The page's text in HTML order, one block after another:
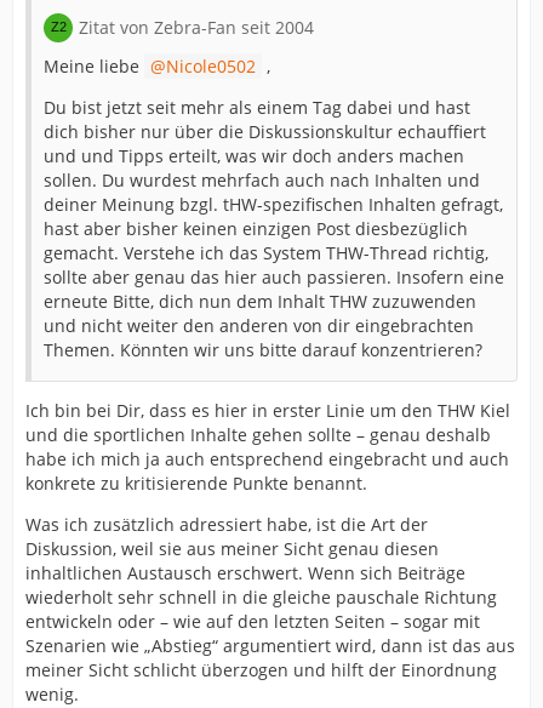
Zitat von Zebra-Fan seit 2004
Meine liebe
Nicole0502 ,
Du bist jetzt seit mehr als einem Tag dabei und hast
dich bisher nur über die Diskussionskultur echauffiert
und und Tipps erteilt, was wir doch anders machen
sollen. Du wurdest mehrfach auch nach Inhalten und
deiner Meinung bzgl. tHW-spezifischen Inhalten gefragt,
hast aber bisher keinen einzigen Post diesbezüglich
gemacht. Verstehe ich das System THW-Thread richtig,
sollte aber genau das hier auch passieren. Insofern eine
erneute Bitte, dich nun dem Inhalt THW zuzuwenden
und nicht weiter den anderen von dir eingebrachten
Themen. Könnten wir uns bitte darauf konzentrieren?
Ich bin bei Dir, dass es hier in erster Linie um den THW Kiel
und die sportlichen Inhalte gehen sollte – genau deshalb
habe ich mich ja auch entsprechend eingebracht und auch
konkrete zu kritisierende Punkte benannt.
Was ich zusätzlich adressiert habe, ist die Art der
Diskussion, weil sie aus meiner Sicht genau diesen
inhaltlichen Austausch erschwert. Wenn sich Beiträge
wiederholt sehr schnell in die gleiche pauschale Richtung
entwickeln oder – wie auf den letzten Seiten – sogar mit
Szenarien wie „Abstieg“ argumentiert wird, dann ist das aus
meiner Sicht schlicht überzogen und hilft der Einordnung
wenig.